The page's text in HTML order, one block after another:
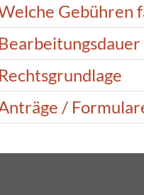
Gebühren
Bearbeitungsdauer
Rechtsgrundlage
/